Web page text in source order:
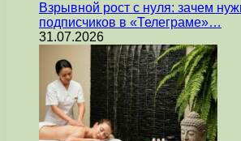
Взрывной рост с нуля: зачем
подписчиков в «Телеграме»…
31.07.2026